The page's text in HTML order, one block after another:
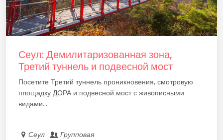
Сеул: Демилитаризованная зона,
Третий туннель и подвесной мост
Посетите Третий туннель проникновения, смотровую
площадку ДОРА и подвесной мост с живописными
видами...
Сеул Групповая